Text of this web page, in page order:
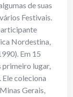
de suas
Festivais.
Nordestina,
Em 15
primeiro lugar,
Ele coleciona
Gerais,